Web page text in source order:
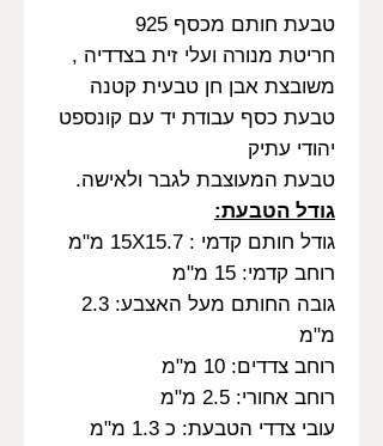
טבעת חותם מכסף 925
חריטת מנורה ועלי זית בצדדיה ,
משובצת אבן חן טבעית קטנה
טבעת כסף עבודת יד עם קונספט
יהודי עתיק
טבעת המעוצבת לגבר ולאישה.
גודל הטבעת:
גודל חותם קדמי : 15X15.7 מ"מ
רוחב קדמי: 15 מ"מ
גובה החותם מעל האצבע: 2.3
מ"מ
רוחב צדדים: 10 מ"מ
רוחב אחורי: 2.5 מ"מ
עובי צדדי הטבעת: כ 1.3 מ"מ